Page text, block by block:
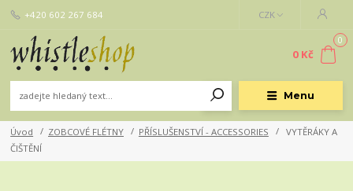
Menu
CZK
+420 602 267 684
0
0 Kč
Úvod ZOBCOVÉ FLÉTNY PŘÍSLUŠENSTVÍ - ACCESSORIES
VYTĚRÁKY A
ČIŠTĚNÍ